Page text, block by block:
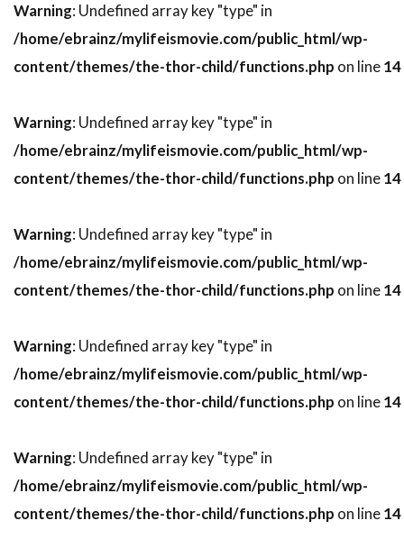
スティーヴン・シュナイダー
スティーヴン・スピルバーグ
スティーヴン・トボロウスキー
スティーヴン・トラスク
スティーヴン・ハーフ
スティーヴン・バウアー
スティーヴン・プリンス
スティーヴン・ミリオン
スティーヴン・メイザー
スティーヴン・モファット
スティーヴ・イースティン
スティーヴ・ウィッティング
スティーヴ・カレル
スティーヴ・クーガン
Warning: Undefined array key "type" in
/home/ebrainz/mylifeismovie.com/public_html/wp-
content/themes/the-thor-child/functions.php on line14
Warning: Undefined array key "type" in
/home/ebrainz/mylifeismovie.com/public_html/wp-
content/themes/the-thor-child/functions.php on line14
Warning: Undefined array key "type" in
/home/ebrainz/mylifeismovie.com/public_html/wp-
content/themes/the-thor-child/functions.php on line14
Warning: Undefined array key "type" in
/home/ebrainz/mylifeismovie.com/public_html/wp-
content/themes/the-thor-child/functions.php on line14
Warning: Undefined array key "type" in
/home/ebrainz/mylifeismovie.com/public_html/wp-
content/themes/the-thor-child/functions.php on line14